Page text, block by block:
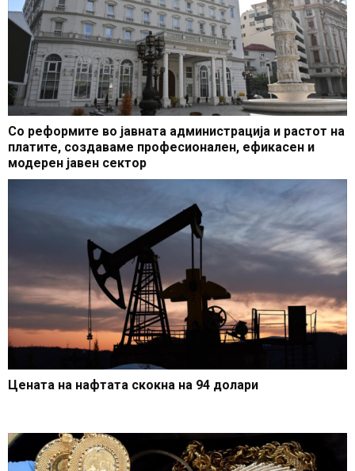
Со реформите во јавната администрација и растот на
платите, создаваме професионален, ефикасен и
модерен јавен сектор
Цената на нафтата скокна на 94 долари